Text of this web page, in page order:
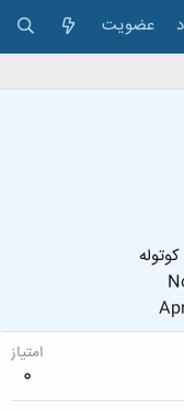
عضویت
امتیاز
0